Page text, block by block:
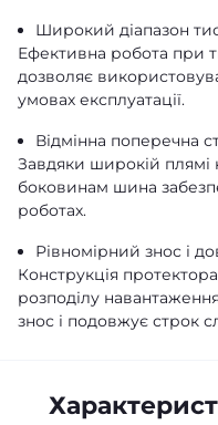
Широкий діапазон
Ефективна робота при
дозволяє
умовах експлуатації.
Відмінна поперечна
Завдяки широкій плямі
боковинам шина
роботах.
Рівномірний знос і
Конструкція
розподілу
знос і подовжує строк